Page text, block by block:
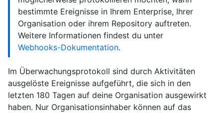
bestimmte Ereignisse in Ihrem Enterprise, Ihrer
Organisation oder ihrem Repository auftreten.
Weitere Informationen findest du unter
Webhooks-Dokumentation.
Im Überwachungsprotokoll sind durch Aktivitäten
ausgelöste Ereignisse aufgeführt, die sich in den
letzten 180 Tagen auf deine Organisation ausgewirkt
haben. Nur Organisationsinhaber können auf das